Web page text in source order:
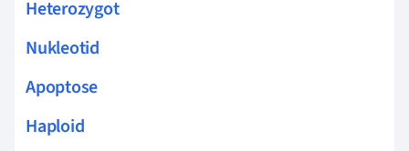
Heterozygot
Nukleotid
Apoptose
Haploid